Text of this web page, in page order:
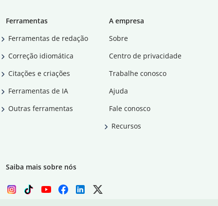
Ferramentas
Ferramentas de redação
Correção idiomática
Citações e criações
Ferramentas de IA
Outras ferramentas
A empresa
Sobre
Centro de privacidade
Trabalhe conosco
Ajuda
Fale conosco
Recursos
Saiba mais sobre nós